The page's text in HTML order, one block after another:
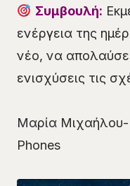
Συμβουλή:
ενέργεια της
νέο, να
ενισχύσεις τις
Μαρία Μιχαήλου-
Phones